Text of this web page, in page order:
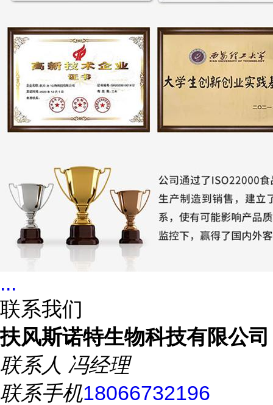
...
联系我们
扶风斯诺特生物科技有限公司
联系人 冯经理
联系手机18066732196